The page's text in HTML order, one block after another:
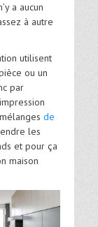
a aucun
à autre
utilisent
ou un
par
de
les
et pour ça
maison